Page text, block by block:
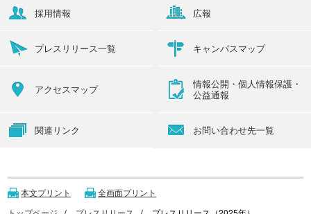
採用情報 広報
プレスリリース一覧 キャンパスマップ
アクセスマップ
情報公開・個人情報保護・
公益通報
関連リンク お問い合わせ先一覧
本文プリント
全画面プリント